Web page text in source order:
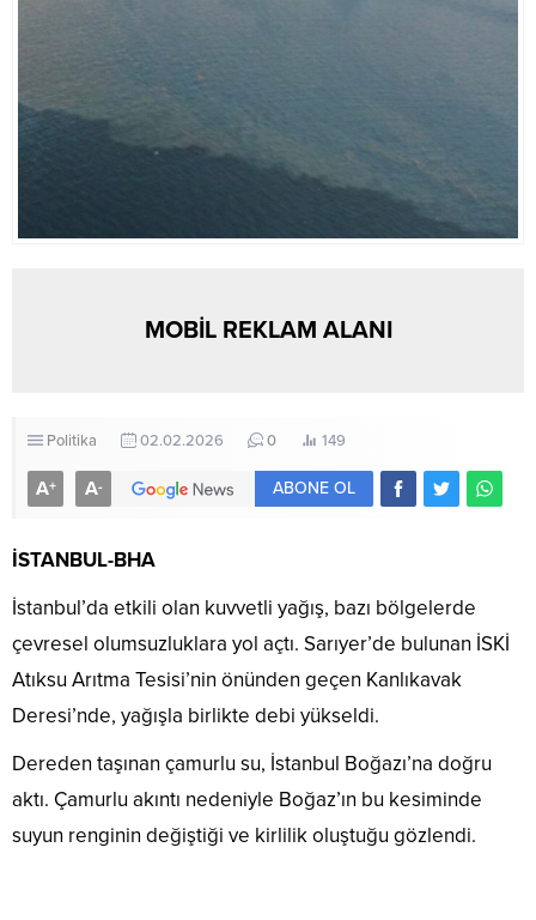
MOBİL REKLAM ALANI
Politika 02.02.2026 0 149
A+ A- ABONE OL
İSTANBUL-BHA
İstanbul’da etkili olan kuvvetli yağış, bazı bölgelerde
çevresel olumsuzluklara yol açtı. Sarıyer’de bulunan İSKİ
Atıksu Arıtma Tesisi’nin önünden geçen Kanlıkavak
Deresi’nde, yağışla birlikte debi yükseldi.
Dereden taşınan çamurlu su, İstanbul Boğazı’na doğru
aktı. Çamurlu akıntı nedeniyle Boğaz’ın bu kesiminde
suyun renginin değiştiği ve kirlilik oluştuğu gözlendi.